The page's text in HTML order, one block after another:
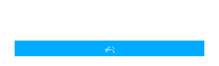
پڑھیے